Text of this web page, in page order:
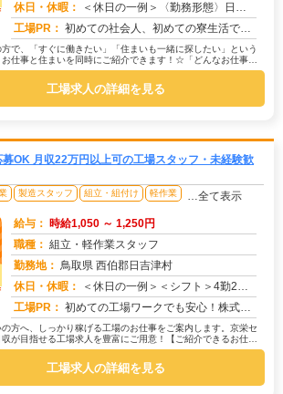
休日・休暇：
＜休日の一例＞〈勤務形態〉日勤〈休日〉土日★ＧＷ・夏季・冬季・年末年始休暇あり★有給休暇あり※配属先により休日・勤...
工場PR： 初めての社会人、初めての寮生活でも安心！☆家具付き寮で初期費用0円！テレビ、エアコン、冷蔵庫など生活に必要な家電が...
で、「すぐに働きたい」「住まいも一緒に探したい」という
仕事と住まいを同時にご紹介できます！☆「どんなお仕事が
検査・軽...
工場求人の詳細を見る
OK 月収22万円以上可の工場スタッフ・未経験歓
製造スタッフ 組立・組付け 軽作業 …全て表示
給与： 時給1,050 ～ 1,250円
職種： 組立・軽作業スタッフ
勤務地： 鳥取県 西伯郡日吉津村
休日・休暇：
＜休日の一例＞＜シフト＞4勤2休＜休日＞工場カレンダーによる★長期休暇あり★有給休暇あり※配属先により休日・勤務形...
工場PR： 初めての工場ワークでも安心！株式会社京栄センターなら、全国各地の豊富なお仕事の中から、あなたにぴったりの環境が見つ...
方へ、しっかり稼げる工場のお仕事をご案内します。京栄セ
が目指せる工場求人を豊富にご用意！【ご紹介できるお仕事
組立・加...
工場求人の詳細を見る